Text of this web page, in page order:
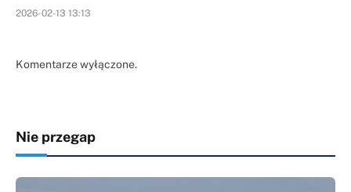
2026-02-13 13:13
Komentarze wyłączone.
Nie przegap